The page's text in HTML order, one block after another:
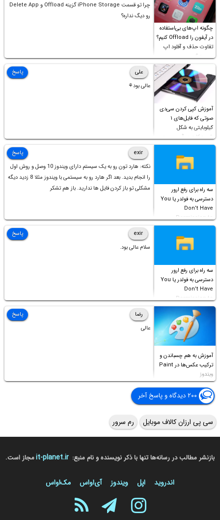
چگونه اپ‌های بی‌استفاده
در آیفون را Offload کنیم؟
تفاوت حذف و آفلود اپ
چیست؟
چرا تو قسمت iPhone Storage گزینه Offload و Delete App
رو دیگ نداره؟
آموزش کپی کردن سی‌دی
صوتی که فایل‌های ۱
کیلوبایتی به شکل
شورت‌کات در آن موجود
است!
علی
عالی بود⚘
پاسخ
سه راه برای رفع ارور
دسترسی به فولدر یا You
Don’t Have
Permission to
Access this folder
exir
نکته: هارد تون رو به یک سیستم دارای ویندوز 10 وصل و روش اول
را انجام بدید. بعد اگر هارد رو به سیستمی با ویندوز مثلا 8 زدید دیگه
مشکلی تو باز کردن فایل ها ندارید. باز هم تشکر
پاسخ
سه راه برای رفع ارور
دسترسی به فولدر یا You
Don’t Have
Permission to
Access this folder
exir
سلام عالی بود.
پاسخ
آموزش به هم چسباندن و
ترکیب عکس‌ها در Paint
ویندوز
رضا
عالی
پاسخ
۲۰۰ دیدگاه و پاسخ آخر
سی پی ارزان کالاف موبایل رم سرور
بازنشر مطالب در رسانه‌ها تنها با ذکر نویسنده و نام منبع: it-planet.irمجاز است.
اندروید اپل ویندوز آی‌او‌اس مک‌او‌اس